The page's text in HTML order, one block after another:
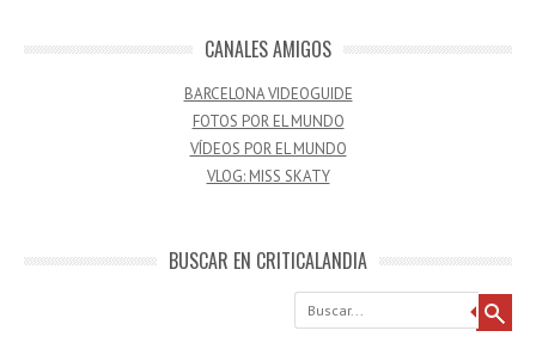
CANALES AMIGOS
BARCELONA VIDEOGUIDE
FOTOS POR EL MUNDO
VÍDEOS POR EL MUNDO
VLOG: MISS SKATY
BUSCAR EN CRITICALANDIA
Buscar